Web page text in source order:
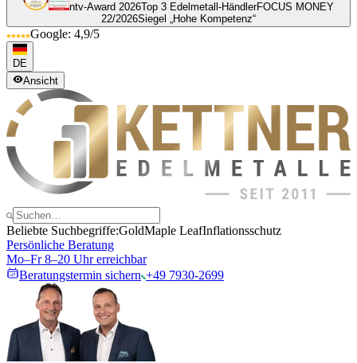
ntv-Award 2026Top 3 Edelmetall-HändlerFOCUS MONEY
22/2026Siegel „Hohe Kompetenz“
Google: 4,9/5
DE
Ansicht
Beliebte Suchbegriffe:GoldMaple LeafInflationsschutz
Persönliche Beratung
Mo–Fr 8–20 Uhr erreichbar
Beratungstermin sichern +49 7930-2699